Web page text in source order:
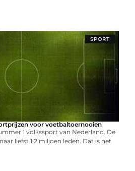
SPORT
voor voetbaltoernooien
1 volkssport van Nederland. De
liefst 1,2 miljoen leden. Dat is net